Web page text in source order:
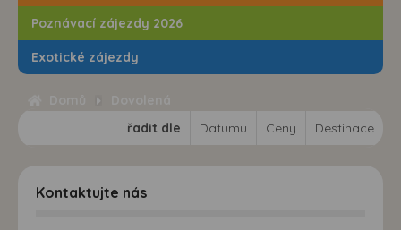
Poznávací zájezdy 2026
Exotické zájezdy
řadit dle
Datumu Ceny Destinace
Kontaktujte nás